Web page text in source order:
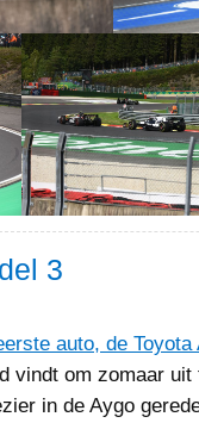
3
auto, de Toyota
vindt om zomaar uit
in de Aygo